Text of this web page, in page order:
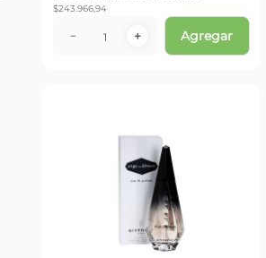
$243.966,94
＋
－ Agregar